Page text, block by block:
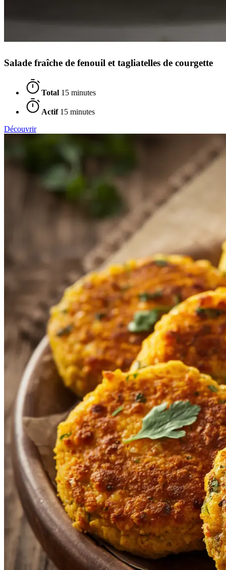
Salade fraîche de fenouil et tagliatelles de courgette
Total 15 minutes
Actif15 minutes
Découvrir